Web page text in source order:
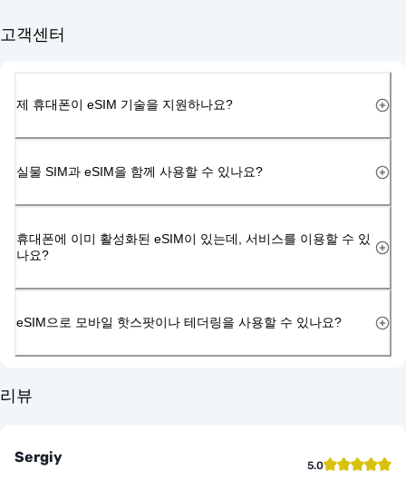
고객센터
제 휴대폰이 eSIM 기술을 지원하나요?
실물 SIM과 eSIM을 함께 사용할 수 있나요?
휴대폰에 이미 활성화된 eSIM이 있는데, 서비스를 이용할 수 있
나요?
eSIM으로 모바일 핫스팟이나 테더링을 사용할 수 있나요?
리뷰
Sergiy 5.0